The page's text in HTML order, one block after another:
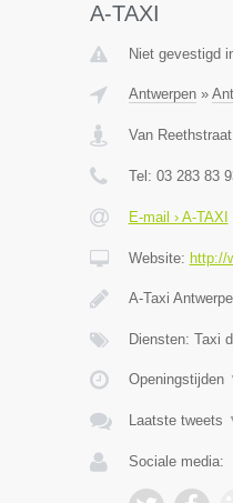
A-TAXI
Niet gevestigd
Antwerpen»
Van
Tel: 03 283 83
E-mail › A-TAXI
Website: http://
A-Taxi
Diensten: Taxi
Openingstijden
Laatste tweets
Sociale media: